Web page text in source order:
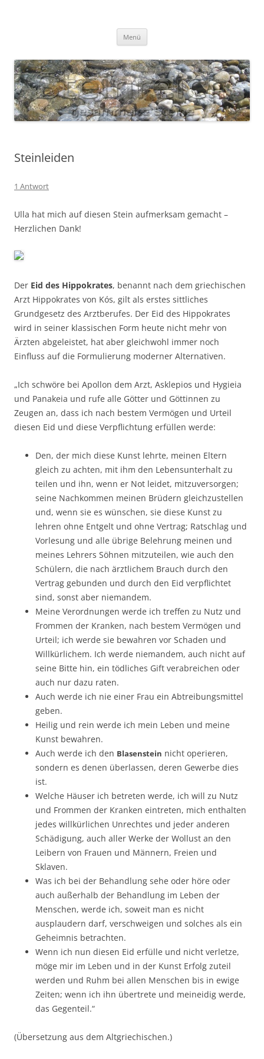
Menü
Steinleiden
1 Antwort
Ulla hat mich auf diesen Stein aufmerksam gemacht –
Herzlichen Dank!
Der Eid des Hippokrates, benannt nach dem griechischen
Arzt Hippokrates von Kós, gilt als erstes sittliches
Grundgesetz des Arztberufes. Der Eid des Hippokrates
wird in seiner klassischen Form heute nicht mehr von
Ärzten abgeleistet, hat aber gleichwohl immer noch
Einfluss auf die Formulierung moderner Alternativen.
„Ich schwöre bei Apollon dem Arzt, Asklepios und Hygieia
und Panakeia und rufe alle Götter und Göttinnen zu
Zeugen an, dass ich nach bestem Vermögen und Urteil
diesen Eid und diese Verpflichtung erfüllen werde:
Den, der mich diese Kunst lehrte, meinen Eltern
gleich zu achten, mit ihm den Lebensunterhalt zu
teilen und ihn, wenn er Not leidet, mitzuversorgen;
seine Nachkommen meinen Brüdern gleichzustellen
und, wenn sie es wünschen, sie diese Kunst zu
lehren ohne Entgelt und ohne Vertrag; Ratschlag und
Vorlesung und alle übrige Belehrung meinen und
meines Lehrers Söhnen mitzuteilen, wie auch den
Schülern, die nach ärztlichem Brauch durch den
Vertrag gebunden und durch den Eid verpflichtet
sind, sonst aber niemandem.
Meine Verordnungen werde ich treffen zu Nutz und
Frommen der Kranken, nach bestem Vermögen und
Urteil; ich werde sie bewahren vor Schaden und
Willkürlichem. Ich werde niemandem, auch nicht auf
seine Bitte hin, ein tödliches Gift verabreichen oder
auch nur dazu raten.
Auch werde ich nie einer Frau ein Abtreibungsmittel
geben.
Heilig und rein werde ich mein Leben und meine
Kunst bewahren.
Auch werde ich den Blasenstein nicht operieren,
sondern es denen überlassen, deren Gewerbe dies
ist.
Welche Häuser ich betreten werde, ich will zu Nutz
und Frommen der Kranken eintreten, mich enthalten
jedes willkürlichen Unrechtes und jeder anderen
Schädigung, auch aller Werke der Wollust an den
Leibern von Frauen und Männern, Freien und
Sklaven.
Was ich bei der Behandlung sehe oder höre oder
auch außerhalb der Behandlung im Leben der
Menschen, werde ich, soweit man es nicht
ausplaudern darf, verschweigen und solches als ein
Geheimnis betrachten.
Wenn ich nun diesen Eid erfülle und nicht verletze,
möge mir im Leben und in der Kunst Erfolg zuteil
werden und Ruhm bei allen Menschen bis in ewige
Zeiten; wenn ich ihn übertrete und meineidig werde,
das Gegenteil.“
(Übersetzung aus dem Altgriechischen.)